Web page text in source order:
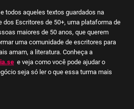
todos aqueles textos guardados na
dos Escritores de 50+, uma plataforma de
maiores de 50 anos, que querem
uma comunidade de escritores para
amam, a literatura. Conheça a
e veja como você pode ajudar o
seja só ler o que essa turma mais